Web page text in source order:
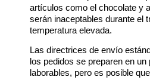
artículos como el chocolate y
serán inaceptables durante el
temperatura elevada.
Las directrices de envío
los pedidos se preparen en un
laborables, pero es posible